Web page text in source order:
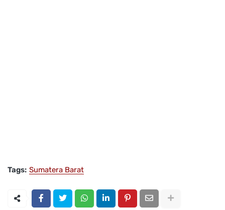
Tags: Sumatera Barat